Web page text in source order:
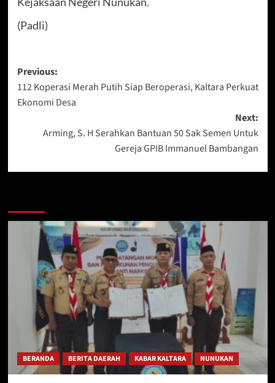
(Padli)
Post
navigation
Previous:
112 Koperasi Merah Putih Siap Beroperasi, Kaltara Perkuat
Ekonomi Desa
Next:
Arming, S. H Serahkan Bantuan 50 Sak Semen Untuk
Gereja GPIB Immanuel Bambangan
BERANDA BERITA DAERAH KABAR KALTARA NUNUKAN